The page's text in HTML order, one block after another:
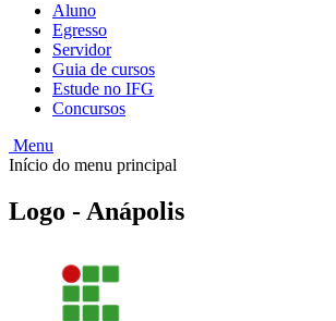
Aluno
Egresso
Servidor
Guia de cursos
Estude no IFG
Concursos
Menu
Início do menu principal
Logo - Anápolis